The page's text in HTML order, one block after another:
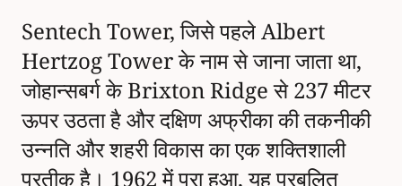
Sentech Tower, जिसे पहले Albert
Hertzog Tower के नाम से जाना जाता था,
जोहान्सबर्ग के Brixton Ridge से 237 मीटर
ऊपर उठता है और दक्षिण अफ्रीका की तकनीकी
उन्नति और शहरी विकास का एक शक्तिशाली
प्रतीक है। 1962 में पूरा हुआ, यह प्रबलित